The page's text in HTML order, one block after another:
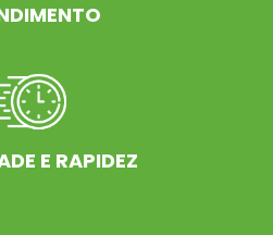
E RAPIDEZ